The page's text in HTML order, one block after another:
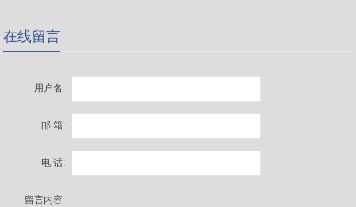
在线留言
用户名:
邮 箱:
电 话:
留言内容: